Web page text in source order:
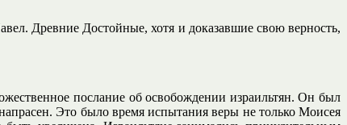
Древние Достойные, хотя и доказавшие свою верность,
послание об освобождении израильтян. Он был
Это было время испытания веры не только Моисея